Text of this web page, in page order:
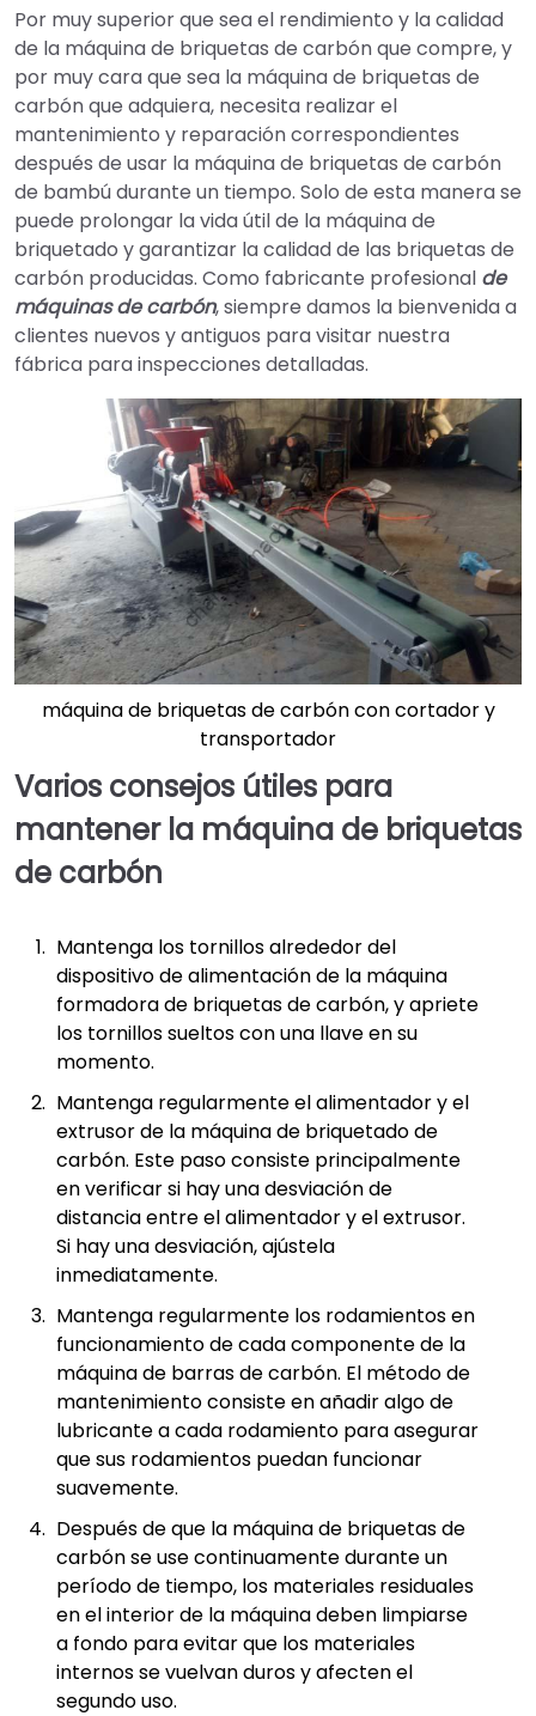
Por muy superior que sea el rendimiento y la calidad
de la máquina de briquetas de carbón que compre, y
por muy cara que sea la máquina de briquetas de
carbón que adquiera, necesita realizar el
mantenimiento y reparación correspondientes
después de usar la máquina de briquetas de carbón
de bambú durante un tiempo. Solo de esta manera se
puede prolongar la vida útil de la máquina de
briquetado y garantizar la calidad de las briquetas de
carbón producidas. Como fabricante profesional de
máquinas de carbón, siempre damos la bienvenida a
clientes nuevos y antiguos para visitar nuestra
fábrica para inspecciones detalladas.
máquina de briquetas de carbón con cortador y
transportador
Varios consejos útiles para
mantener la máquina de briquetas
de carbón
Mantenga los tornillos alrededor del
dispositivo de alimentación de la máquina
formadora de briquetas de carbón, y apriete
los tornillos sueltos con una llave en su
momento.
Mantenga regularmente el alimentador y el
extrusor de la máquina de briquetado de
carbón. Este paso consiste principalmente
en verificar si hay una desviación de
distancia entre el alimentador y el extrusor.
Si hay una desviación, ajústela
inmediatamente.
Mantenga regularmente los rodamientos en
funcionamiento de cada componente de la
máquina de barras de carbón. El método de
mantenimiento consiste en añadir algo de
lubricante a cada rodamiento para asegurar
que sus rodamientos puedan funcionar
suavemente.
Después de que la máquina de briquetas de
carbón se use continuamente durante un
período de tiempo, los materiales residuales
en el interior de la máquina deben limpiarse
a fondo para evitar que los materiales
internos se vuelvan duros y afecten el
segundo uso.